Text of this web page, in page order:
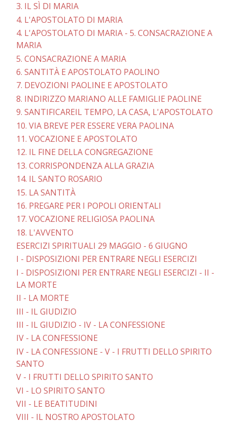
3. IL SÌ DI MARIA
4. L'APOSTOLATO DI MARIA
4. L'APOSTOLATO DI MARIA - 5. CONSACRAZIONE A
MARIA
5. CONSACRAZIONE A MARIA
6. SANTITÀ E APOSTOLATO PAOLINO
7. DEVOZIONI PAOLINE E APOSTOLATO
8. INDIRIZZO MARIANO ALLE FAMIGLIE PAOLINE
9. SANTIFICAREIL TEMPO, LA CASA, L'APOSTOLATO
10. VIA BREVE PER ESSERE VERA PAOLINA
11. VOCAZIONE E APOSTOLATO
12. IL FINE DELLA CONGREGAZIONE
13. CORRISPONDENZA ALLA GRAZIA
14. IL SANTO ROSARIO
15. LA SANTITÀ
16. PREGARE PER I POPOLI ORIENTALI
17. VOCAZIONE RELIGIOSA PAOLINA
18. L'AVVENTO
ESERCIZI SPIRITUALI 29 MAGGIO - 6 GIUGNO
I - DISPOSIZIONI PER ENTRARE NEGLI ESERCIZI
I - DISPOSIZIONI PER ENTRARE NEGLI ESERCIZI - II -
LA MORTE
II - LA MORTE
III - IL GIUDIZIO
III - IL GIUDIZIO - IV - LA CONFESSIONE
IV - LA CONFESSIONE
IV - LA CONFESSIONE - V - I FRUTTI DELLO SPIRITO
SANTO
V - I FRUTTI DELLO SPIRITO SANTO
VI - LO SPIRITO SANTO
VII - LE BEATITUDINI
VIII - IL NOSTRO APOSTOLATO